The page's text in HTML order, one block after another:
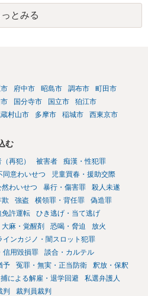
っとみる
府中市 昭島市 調布市
町田市
国分寺市 国立市
狛江市
村山市 多摩市 稲城市 西東京市
む
再犯） 被害者
痴漢・性犯罪
同意わいせつ
児童買春・援助交際
然わいせつ 暴行・傷害罪
殺人未遂
欺 強盗 横領罪・背任罪
偽造罪
許運転
ひき逃げ・当て逃げ
大麻・覚醒剤 恐喝・脅迫
放火
インカジノ・闇スロット犯罪
信用毀損罪
談合・カルテル
予 冤罪・無実・正当防衛
釈放・保釈
による解雇・退学回避
私選弁護人
判 裁判員裁判